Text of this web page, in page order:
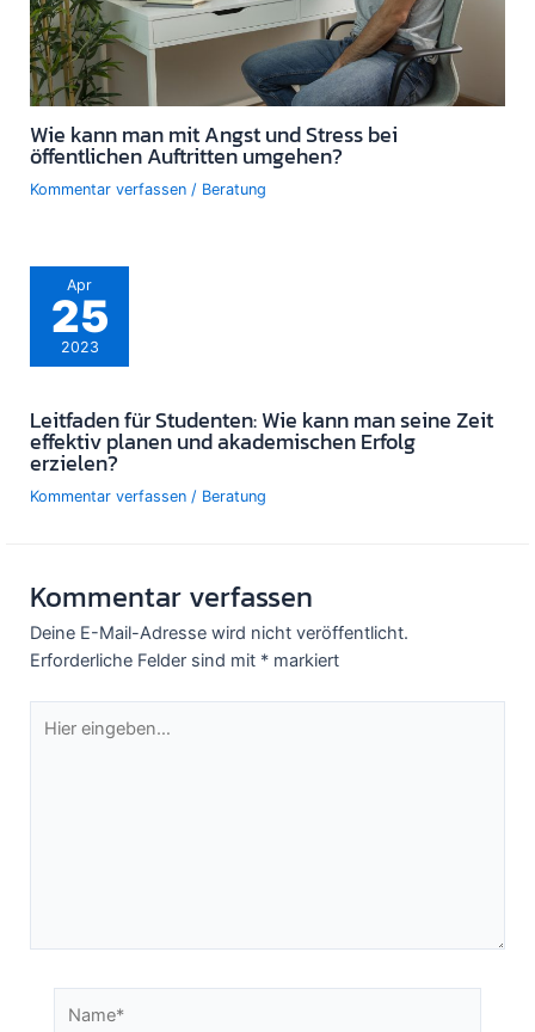
Wie kann man mit Angst und Stress bei
öffentlichen Auftritten umgehen?
Kommentar verfassen / Beratung
Apr
25
2023
Leitfaden für Studenten: Wie kann man seine Zeit
effektiv planen und akademischen Erfolg
erzielen?
Kommentar verfassen / Beratung
Kommentar verfassen
Deine E-Mail-Adresse wird nicht veröffentlicht.
Erforderliche Felder sind mit * markiert
eingeben…